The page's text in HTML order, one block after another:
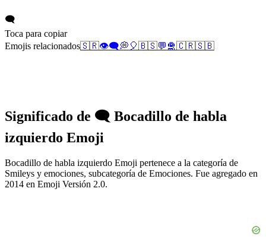
🗨️
Toca para copiar
Emojis relacionados🇸🇷👁️‍🗨️💭 🎈🇧🇸💬 🛅🇨🇷🇸🇧
Significado de 🗨️ Bocadillo de habla
izquierdo Emoji
Bocadillo de habla izquierdo Emoji pertenece a la categoría de
Smileys y emociones, subcategoría de Emociones. Fue agregado en
2014 en Emoji Versión 2.0.